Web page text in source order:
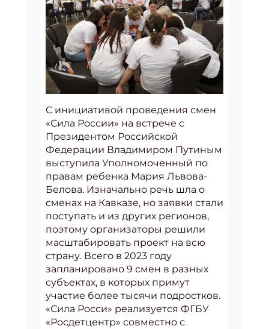
С инициативой проведения смен
«Сила России» на встрече с
Президентом Российской
Федерации Владимиром Путиным
выступила Уполномоченный по
правам ребенка Мария Львова-
Белова. Изначально речь шла о
сменах на Кавказе, но заявки стали
поступать и из других регионов,
поэтому организаторы решили
масштабировать проект на всю
страну. Всего в 2023 году
запланировано 9 смен в разных
субъектах, в которых примут
участие более тысячи подростков.
«Сила Росси» реализуется ФГБУ
«Росдетцентр» совместно с